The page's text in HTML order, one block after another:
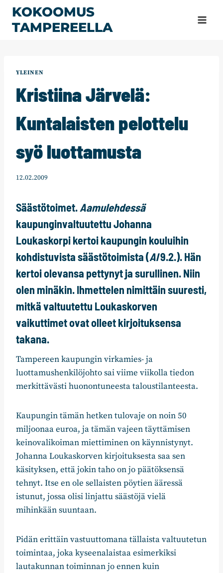
Siirry
sisältöön
KOKOOMUS
TAMPEREELLA
YLEINEN
Kristiina Järvelä:
Kuntalaisten pelottelu
syö luottamusta
12.02.2009
Säästötoimet.Aamulehdessä
kaupunginvaltuutettuJohanna
Loukaskorpikertoi kaupungin kouluihin
kohdistuvista säästötoimista (Al9.2.). Hän
kertoi olevansa pettynyt ja surullinen. Niin
olen minäkin. Ihmettelen nimittäin suuresti,
mitkä valtuutettu Loukaskorven
vaikuttimet ovat olleet kirjoituksensa
takana.
Tampereen kaupungin virkamies- ja
luottamushenkilöjohto sai viime viikolla tiedon
merkittävästi huonontuneesta taloustilanteesta.
Kaupungin tämän hetken tulovaje on noin 50
miljoonaa euroa, ja tämän vajeen täyttämisen
keinovalikoiman miettiminen on käynnistynyt.
Johanna Loukaskorven kirjoituksesta saa sen
käsityksen, että jokin taho on jo päätöksensä
tehnyt. Itse en ole sellaisten pöytien ääressä
istunut, jossa olisi linjattu säästöjä vielä
mihinkään suuntaan.
Pidän erittäin vastuuttomana tällaista valtuutetun
toimintaa, joka kyseenalaistaa esimerkiksi
lautakunnan toiminnan jo ennen kuin